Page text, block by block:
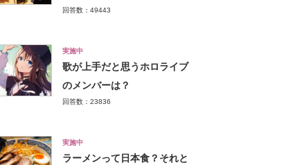
回答数：49443
実施中
歌が上手だと思うホロライブ
のメンバーは？
回答数：23836
実施中
ラーメンって日本食？それと